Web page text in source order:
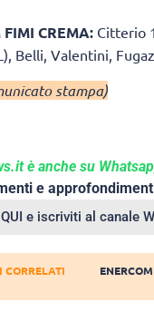
FIMI CREMA: Citterio
Belli, Valentini,
stampa)
è anche su
e
e iscriviti al canale
CORRELATI